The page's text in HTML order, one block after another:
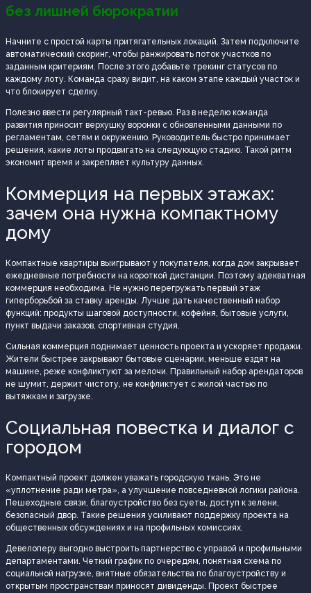
без лишней бюрократии
Начните с простой карты притягательных локаций. Затем подключите
автоматический скоринг, чтобы ранжировать поток участков по
заданным критериям. После этого добавьте трекинг статусов по
каждому лоту. Команда сразу видит, на каком этапе каждый участок и
что блокирует сделку.
Полезно ввести регулярный такт-ревью. Раз в неделю команда
развития приносит верхушку воронки с обновленными данными по
регламентам, сетям и окружению. Руководитель быстро принимает
решения, какие лоты продвигать на следующую стадию. Такой ритм
экономит время и закрепляет культуру данных.
Коммерция на первых этажах:
зачем она нужна компактному
дому
Компактные квартиры выигрывают у покупателя, когда дом закрывает
ежедневные потребности на короткой дистанции. Поэтому адекватная
коммерция необходима. Не нужно перегружать первый этаж
гиперборьбой за ставку аренды. Лучше дать качественный набор
функций: продукты шаговой доступности, кофейня, бытовые услуги,
пункт выдачи заказов, спортивная студия.
Сильная коммерция поднимает ценность проекта и ускоряет продажи.
Жители быстрее закрывают бытовые сценарии, меньше ездят на
машине, реже конфликтуют за мелочи. Правильный набор арендаторов
не шумит, держит чистоту, не конфликтует с жилой частью по
вытяжкам и загрузке.
Социальная повестка и диалог с
городом
Компактный проект должен уважать городскую ткань. Это не
«уплотнение ради метра», а улучшение повседневной логики района.
Пешеходные связи, благоустройство без суеты, доступ к зелени,
безопасный двор. Такие решения усиливают поддержку проекта на
общественных обсуждениях и на профильных комиссиях.
Девелоперу выгодно выстроить партнерство с управой и профильными
департаментами. Четкий график по очередям, понятная схема по
социальной нагрузке, внятные обязательства по благоустройству и
открытым пространствам приносят дивиденды. Проект быстрее